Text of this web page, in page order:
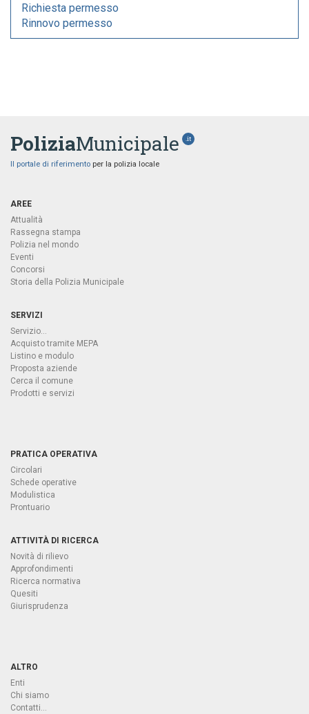
Richiesta permesso
Rinnovo permesso
PoliziaMunicipale .it
Il portale di riferimento per la polizia locale
AREE
Attualità
Rassegna stampa
Polizia nel mondo
Eventi
Concorsi
Storia della Polizia Municipale
SERVIZI
Servizio...
Acquisto tramite MEPA
Listino e modulo
Proposta aziende
Cerca il comune
Prodotti e servizi
PRATICA OPERATIVA
Circolari
Schede operative
Modulistica
Prontuario
ATTIVITÀ DI RICERCA
Novità di rilievo
Approfondimenti
Ricerca normativa
Quesiti
Giurisprudenza
ALTRO
Enti
Chi siamo
Contatti...